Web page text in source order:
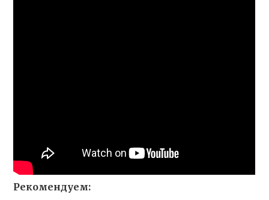
Рекомендуем: